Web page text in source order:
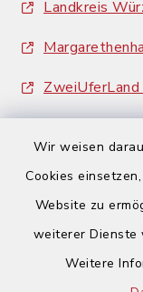
Wir weisen
Cookies
Website zu
weiterer Dienste
Weitere
Landkreis